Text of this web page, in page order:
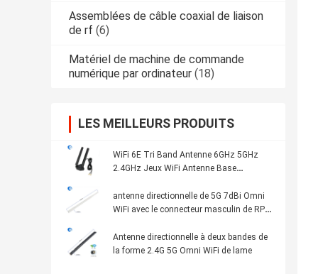
Assemblées de câble coaxial de liaison
de rf (6)
Matériel de machine de commande
numérique par ordinateur (18)
LES MEILLEURS PRODUITS
WiFi 6E Tri Band Antenne 6GHz 5GHz
2.4GHz Jeux WiFi Antenne Base
antenne directionnelle de 5G 7dBi Omni
WiFi avec le connecteur masculin de RP
Antenne directionnelle à deux bandes de
la forme 2.4G 5G Omni WiFi de lame